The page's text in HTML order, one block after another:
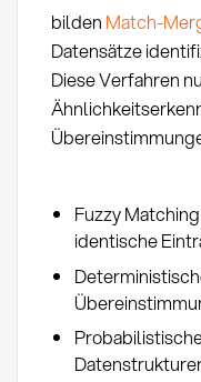
bilden Match-
Datensätze
Diese Verfahren
Fuzzy
identische